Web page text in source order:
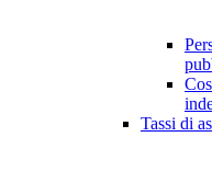
Tassi di